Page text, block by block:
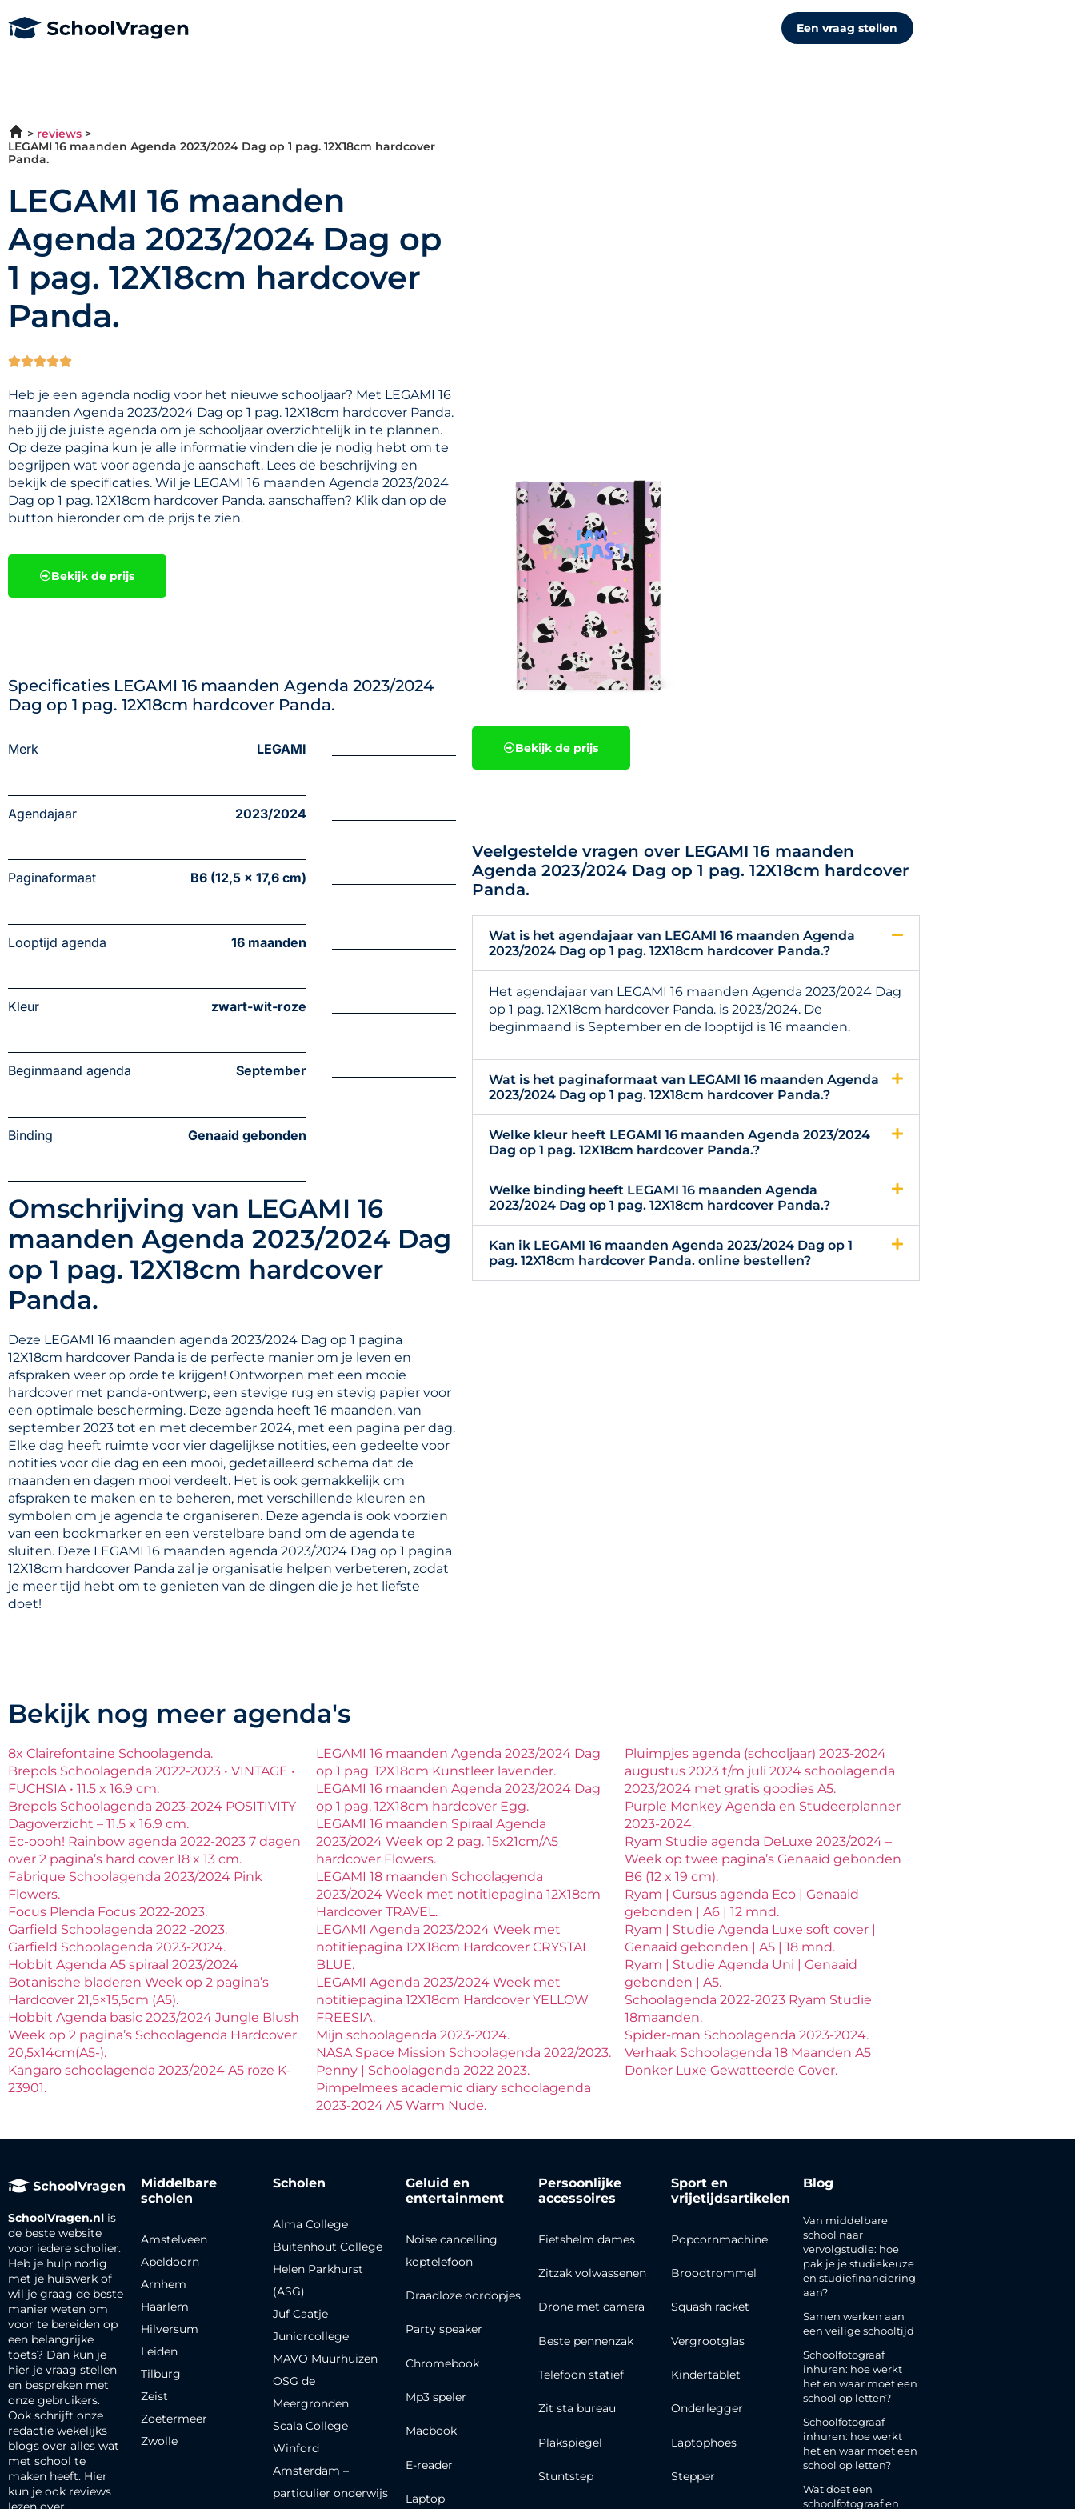
Een vraag stellen
reviews
LEGAMI 16 maanden Agenda 2023/2024 Dag op 1 pag. 12X18cm hardcover
Panda.
LEGAMI 16 maanden
Agenda 2023/2024 Dag op
1 pag. 12X18cm hardcover
Panda.

Heb je een agenda nodig voor het nieuwe schooljaar? Met LEGAMI 16
maanden Agenda 2023/2024 Dag op 1 pag. 12X18cm hardcover Panda.
heb jij de juiste agenda om je schooljaar overzichtelijk in te plannen.
Op deze pagina kun je alle informatie vinden die je nodig hebt om te
begrijpen wat voor agenda je aanschaft. Lees de beschrijving en
bekijk de specificaties. Wil je LEGAMI 16 maanden Agenda 2023/2024
Dag op 1 pag. 12X18cm hardcover Panda. aanschaffen? Klik dan op de
button hieronder om de prijs te zien.
Bekijk de prijs
Specificaties LEGAMI 16 maanden Agenda 2023/2024
Dag op 1 pag. 12X18cm hardcover Panda.
Merk LEGAMI
Agendajaar 2023/2024
Paginaformaat B6 (12,5 x 17,6 cm)
Looptijd agenda 16 maanden
Kleur zwart-wit-roze
Beginmaand agenda September
Binding Genaaid gebonden
Omschrijving van LEGAMI 16
maanden Agenda 2023/2024 Dag
op 1 pag. 12X18cm hardcover
Panda.
Deze LEGAMI 16 maanden agenda 2023/2024 Dag op 1 pagina
12X18cm hardcover Panda is de perfecte manier om je leven en
afspraken weer op orde te krijgen! Ontworpen met een mooie
hardcover met panda-ontwerp, een stevige rug en stevig papier voor
een optimale bescherming. Deze agenda heeft 16 maanden, van
september 2023 tot en met december 2024, met een pagina per dag.
Elke dag heeft ruimte voor vier dagelijkse notities, een gedeelte voor
notities voor die dag en een mooi, gedetailleerd schema dat de
maanden en dagen mooi verdeelt. Het is ook gemakkelijk om
afspraken te maken en te beheren, met verschillende kleuren en
symbolen om je agenda te organiseren. Deze agenda is ook voorzien
van een bookmarker en een verstelbare band om de agenda te
sluiten. Deze LEGAMI 16 maanden agenda 2023/2024 Dag op 1 pagina
12X18cm hardcover Panda zal je organisatie helpen verbeteren, zodat
je meer tijd hebt om te genieten van de dingen die je het liefste
doet!
Bekijk de prijs
Veelgestelde vragen over LEGAMI 16 maanden
Agenda 2023/2024 Dag op 1 pag. 12X18cm hardcover
Panda.
Wat is het agendajaar van LEGAMI 16 maanden Agenda
2023/2024 Dag op 1 pag. 12X18cm hardcover Panda.?
Het agendajaar van LEGAMI 16 maanden Agenda 2023/2024 Dag
op 1 pag. 12X18cm hardcover Panda. is 2023/2024. De
beginmaand is September en de looptijd is 16 maanden.
Wat is het paginaformaat van LEGAMI 16 maanden Agenda
2023/2024 Dag op 1 pag. 12X18cm hardcover Panda.?
Welke kleur heeft LEGAMI 16 maanden Agenda 2023/2024
Dag op 1 pag. 12X18cm hardcover Panda.?
Welke binding heeft LEGAMI 16 maanden Agenda
2023/2024 Dag op 1 pag. 12X18cm hardcover Panda.?
Kan ik LEGAMI 16 maanden Agenda 2023/2024 Dag op 1
pag. 12X18cm hardcover Panda. online bestellen?
Bekijk nog meer agenda's
8x Clairefontaine Schoolagenda.
Brepols Schoolagenda 2022-2023 • VINTAGE •
FUCHSIA • 11.5 x 16.9 cm.
Brepols Schoolagenda 2023-2024 POSITIVITY
Dagoverzicht – 11.5 x 16.9 cm.
Ec-oooh! Rainbow agenda 2022-2023 7 dagen
over 2 pagina’s hard cover 18 x 13 cm.
Fabrique Schoolagenda 2023/2024 Pink
Flowers.
Focus Plenda Focus 2022-2023.
Garfield Schoolagenda 2022 -2023.
Garfield Schoolagenda 2023-2024.
Hobbit Agenda A5 spiraal 2023/2024
Botanische bladeren Week op 2 pagina’s
Hardcover 21,5×15,5cm (A5).
Hobbit Agenda basic 2023/2024 Jungle Blush
Week op 2 pagina’s Schoolagenda Hardcover
20,5x14cm(A5-).
Kangaro schoolagenda 2023/2024 A5 roze K-
23901.
LEGAMI 16 maanden Agenda 2023/2024 Dag
op 1 pag. 12X18cm Kunstleer lavender.
LEGAMI 16 maanden Agenda 2023/2024 Dag
op 1 pag. 12X18cm hardcover Egg.
LEGAMI 16 maanden Spiraal Agenda
2023/2024 Week op 2 pag. 15x21cm/A5
hardcover Flowers.
LEGAMI 18 maanden Schoolagenda
2023/2024 Week met notitiepagina 12X18cm
Hardcover TRAVEL.
LEGAMI Agenda 2023/2024 Week met
notitiepagina 12X18cm Hardcover CRYSTAL
BLUE.
LEGAMI Agenda 2023/2024 Week met
notitiepagina 12X18cm Hardcover YELLOW
FREESIA.
Mijn schoolagenda 2023-2024.
NASA Space Mission Schoolagenda 2022/2023.
Penny | Schoolagenda 2022 2023.
Pimpelmees academic diary schoolagenda
2023-2024 A5 Warm Nude.
Pluimpjes agenda (schooljaar) 2023-2024
augustus 2023 t/m juli 2024 schoolagenda
2023/2024 met gratis goodies A5.
Purple Monkey Agenda en Studeerplanner
2023-2024.
Ryam Studie agenda DeLuxe 2023/2024 –
Week op twee pagina’s Genaaid gebonden
B6 (12 x 19 cm).
Ryam | Cursus agenda Eco | Genaaid
gebonden | A6 | 12 mnd.
Ryam | Studie Agenda Luxe soft cover |
Genaaid gebonden | A5 | 18 mnd.
Ryam | Studie Agenda Uni | Genaaid
gebonden | A5.
Schoolagenda 2022-2023 Ryam Studie
18maanden.
Spider-man Schoolagenda 2023-2024.
Verhaak Schoolagenda 18 Maanden A5
Donker Luxe Gewatteerde Cover.
SchoolVragen.nl is
de beste website
voor iedere scholier.
Heb je hulp nodig
met je huiswerk of
wil je graag de beste
manier weten om
voor te bereiden op
een belangrijke
toets? Dan kun je
hier je vraag stellen
en bespreken met
onze gebruikers.
Ook schrijft onze
redactie wekelijks
blogs over alles wat
met school te
maken heeft. Hier
kun je ook reviews
Middelbare
scholen
Amstelveen
Apeldoorn
Arnhem
Haarlem
Hilversum
Leiden
Tilburg
Zeist
Zoetermeer
Zwolle
Scholen
Alma College
Buitenhout College
Helen Parkhurst
(ASG)
Juf Caatje
Juniorcollege
MAVO Muurhuizen
OSG de
Meergronden
Scala College
Winford
Amsterdam –
particulier onderwijs
Geluid en
entertainment
Noise cancelling
koptelefoon
Draadloze oordopjes
Party speaker
Chromebook
Mp3 speler
Macbook
E-reader
Laptop
Persoonlijke
accessoires
Fietshelm dames
Zitzak volwassenen
Drone met camera
Beste pennenzak
Telefoon statief
Zit sta bureau
Plakspiegel
Stuntstep
Sport en
vrijetijdsartikelen
Popcornmachine
Broodtrommel
Squash racket
Vergrootglas
Kindertablet
Onderlegger
Laptophoes
Stepper
Blog
Van middelbare
school naar
vervolgstudie: hoe
pak je je studiekeuze
en studiefinanciering
aan?
Samen werken aan
een veilige schooltijd
Schoolfotograaf
inhuren: hoe werkt
het en waar moet een
school op letten?
Schoolfotograaf
inhuren: hoe werkt
het en waar moet een
school op letten?
Wat doet een
schoolfotograaf en